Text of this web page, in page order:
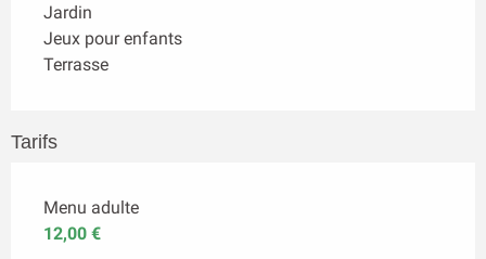
Jardin
Jeux pour enfants
Terrasse
Tarifs
Menu adulte
12,00 €